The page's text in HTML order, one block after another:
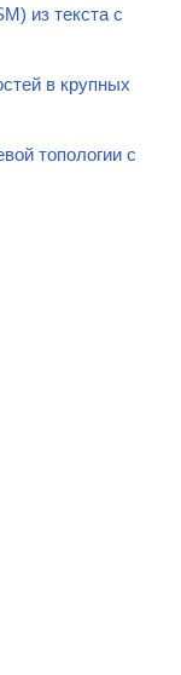
из текста с
в крупных
топологии с